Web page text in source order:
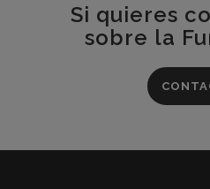
Si quieres
sobre la